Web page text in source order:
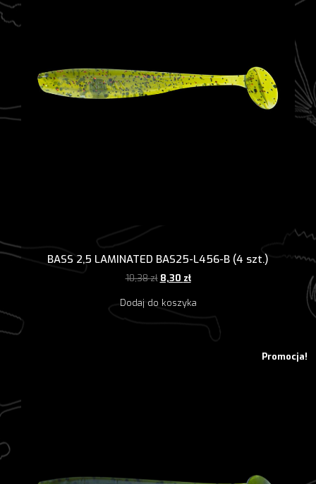
BASS 2,5 LAMINATED BAS25-L456-B (4 szt.)
10,38zł Pierwotna
wynosiła:
8,30 złAktualna
wynosi:
Dodaj do koszyka
Promocja!